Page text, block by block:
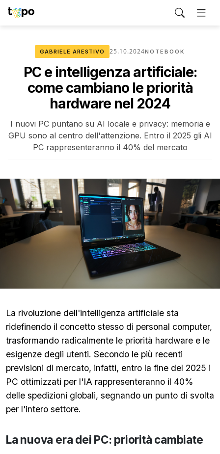
GABRIELE ARESTIVO 25.10.2024NOTEBOOK
PC e intelligenza artificiale:
come cambiano le priorità
hardware nel 2024
I nuovi PC puntano su AI locale e privacy: memoria e
GPU sono al centro dell'attenzione. Entro il 2025 gli AI
PC rappresenteranno il 40% del mercato
La rivoluzione dell'intelligenza artificiale sta
ridefinendo il concetto stesso di personal computer,
trasformando radicalmente le priorità hardware e le
esigenze degli utenti. Secondo le più recenti
previsioni di mercato, infatti, entro la fine del 2025 i
PC ottimizzati per l'IA rappresenteranno il 40%
delle spedizioni globali, segnando un punto di svolta
per l'intero settore.
La nuova era dei PC: priorità cambiate